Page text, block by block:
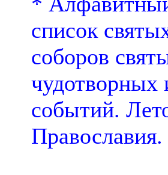
список
соборов
чудотворных
событий.
Православия.